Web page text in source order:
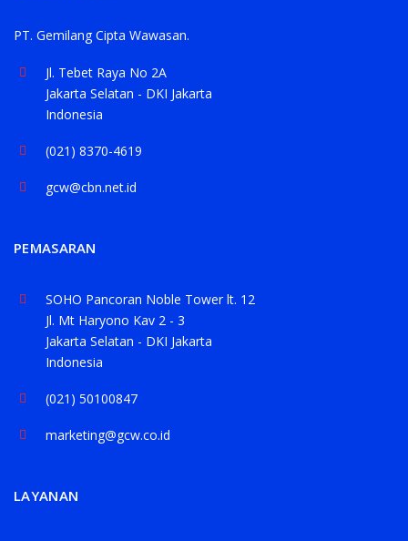
PT. Gemilang Cipta Wawasan.
Jl. Tebet Raya No 2A
Jakarta Selatan - DKI Jakarta
Indonesia
(021) 8370-4619
gcw@cbn.net.id
PEMASARAN
SOHO Pancoran Noble Tower lt. 12
Jl. Mt Haryono Kav 2 - 3
Jakarta Selatan - DKI Jakarta
Indonesia
(021) 50100847
marketing@gcw.co.id
LAYANAN